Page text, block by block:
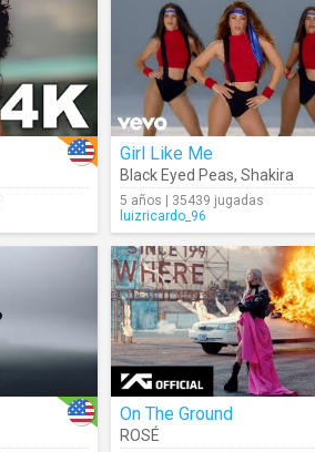
Girl Like Me
Black Eyed Peas, Shakira
5 años | 35439 jugadas
luizricardo_96
On The Ground
ROSÉ